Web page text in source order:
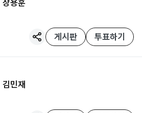
장용훈
게시판 투표하기
김민재